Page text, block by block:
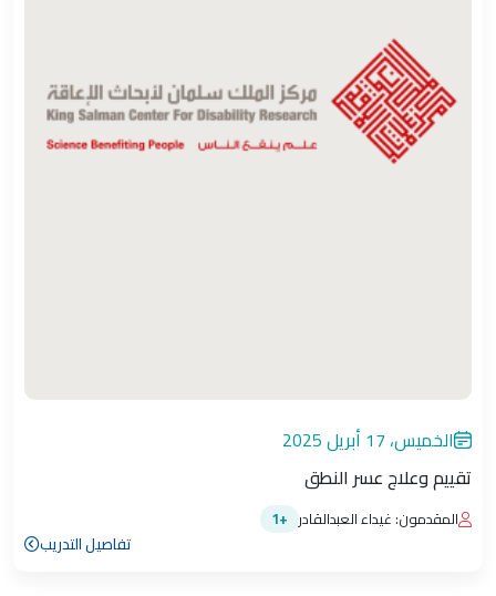
الخميس، 17 أبريل 2025
تقييم وعلاج عسر النطق
المقدمون: غيداء العبدالقادر +1
تفاصيل التدريب